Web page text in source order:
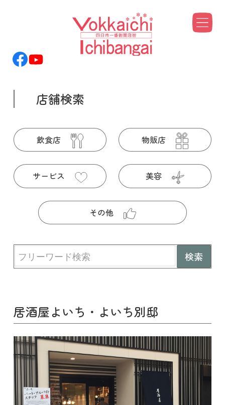
店舗検索
飲食店 物販店
サービス 美容
その他
居酒屋よいち・よいち別邸